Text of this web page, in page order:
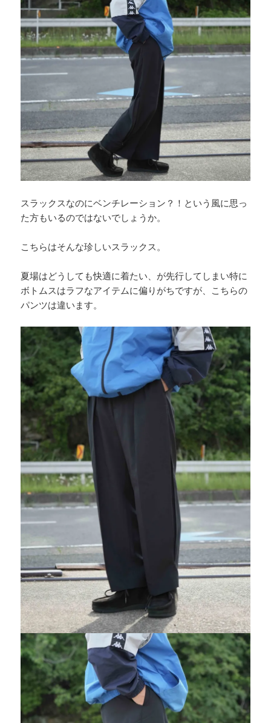
スラックスなのにベンチレーション？！という風に思っ
た方もいるのではないでしょうか。
こちらはそんな珍しいスラックス。
夏場はどうしても快適に着たい、が先行してしまい特に
ボトムスはラフなアイテムに偏りがちですが、こちらの
パンツは違います。